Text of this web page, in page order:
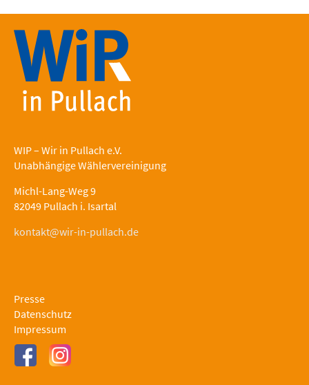
WIP – Wir in Pullach e.V.
Unabhängige Wählervereinigung
Michl-Lang-Weg 9
82049 Pullach i. Isartal
kontakt@wir-in-pullach.de
Presse
Datenschutz
Impressum